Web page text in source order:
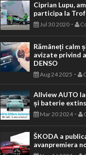
Ciprian Lupu,
participa la
Jul 30 2020-
Rămâneți calm
avizate privind
DENSO
Aug 24 2025 -
Allview AUTO
și baterie
Mar 20 2024-
ŠKODA a
avanpremiera